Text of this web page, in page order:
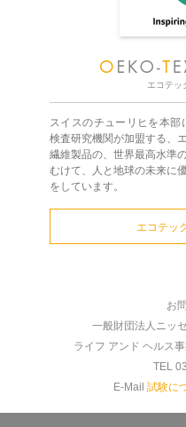
エコテッ
スイスのチューリヒを本
検査研究機関が加盟する、
繊維製品の、世界最高水準
むけて、人と地球の未来に
をしています。
エコテッ
お
一般財団法人ニッ
ライフ アンド ヘルス
TEL
E-Mail 試験に